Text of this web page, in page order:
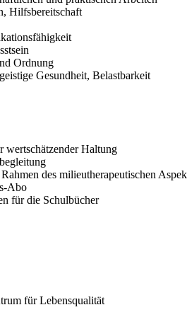
Hilfsbereitschaft
Ordnung
Gesundheit, Belastbarkeit
Haltung
des milieutherapeutischen
Abo
für die Schulbücher
für Lebensqualität